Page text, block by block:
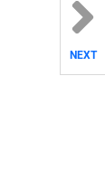
NEXT